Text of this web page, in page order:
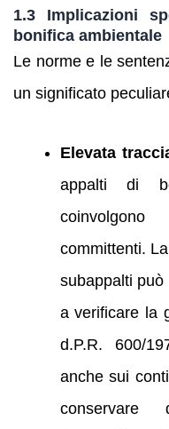
1.3 Implicazioni
bonifica ambientale
Le norme e le
un significato
Elevata
appalti di
committenti.
subappalti può
a verificare la
d.P.R. 600/
anche sui
conservare